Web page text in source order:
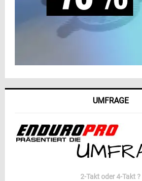
UMFRAGE
2-Takt oder 4-Takt ?